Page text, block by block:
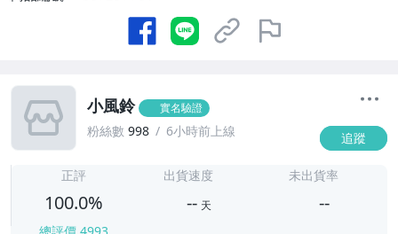
小風鈴 實名驗證
粉絲數 998 6小時前上線 追蹤
正評
100.0%
出貨速度
-- 天
未出貨率
--